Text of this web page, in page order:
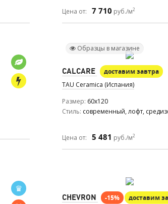
Цена от:
7 710 руб./м2
Образцы в магазине
CALCARE
доставим завтра
TAU Ceramica (Испания)
Размер 60x120
Стиль современный, лофт,
Цена от: 5 481 руб./м2
CHEVRON -15%
доставим